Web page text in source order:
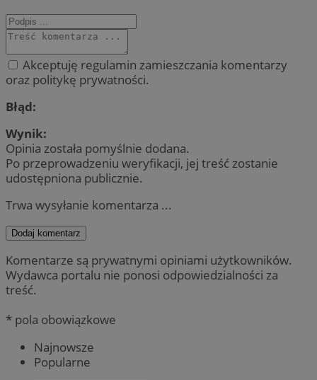
Akceptuję regulamin zamieszczania komentarzy
oraz politykę prywatności.
Błąd:
Wynik:
Opinia została pomyślnie dodana.
Po przeprowadzeniu weryfikacji, jej treść zostanie
udostępniona publicznie.
Trwa wysyłanie komentarza ...
Dodaj komentarz
Komentarze są prywatnymi opiniami użytkowników.
Wydawca portalu nie ponosi odpowiedzialności za
treść.
* pola obowiązkowe
Najnowsze
Popularne